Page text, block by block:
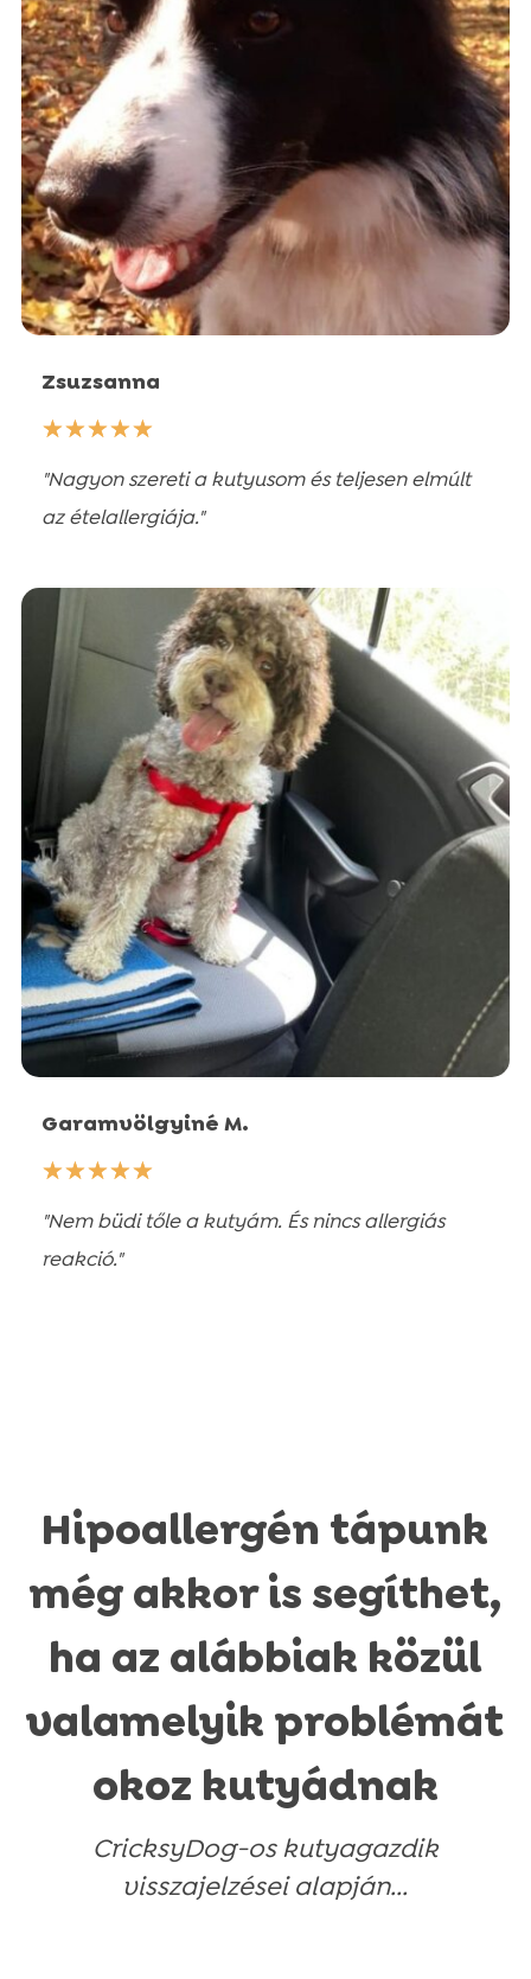
Szépségápolók
Táplálékkiegészítők és vitaminok
Szépségápolók
Táplálékkiegészítők és vitaminok
Szépségápolók
Macskaalmok
Zsuzsanna
☆☆☆☆☆
"Nagyon szereti a kutyusom és teljesen elmúlt
az ételallergiája."
Garamvölgyiné M.
☆☆☆☆☆
"Nem büdi tőle a kutyám. És nincs allergiás
reakció."
Hipoallergén tápunk
még akkor is segíthet,
ha az alábbiak közül
valamelyik problémát
okoz kutyádnak
CricksyDog-os kutyagazdik
visszajelzései alapján...